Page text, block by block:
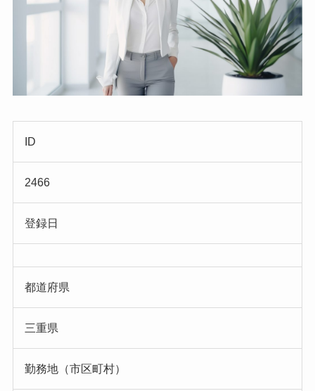
ID
2466
登録日
都道府県
三重県
勤務地（市区町村）